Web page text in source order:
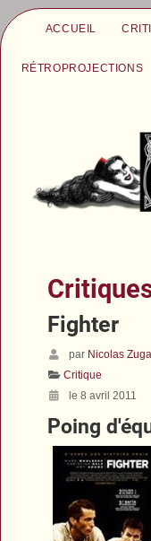
ACCUEIL
RÉTROPROJECTIONS
Fighter
par Nicolas
Critique
le 8 avril 2011
Poing